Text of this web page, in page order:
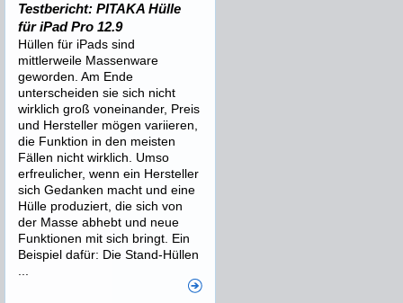
Testbericht: PITAKA Hülle
für iPad Pro 12.9
Hüllen für iPads sind
mittlerweile Massenware
geworden. Am Ende
unterscheiden sie sich nicht
wirklich groß voneinander, Preis
und Hersteller mögen variieren,
die Funktion in den meisten
Fällen nicht wirklich. Umso
erfreulicher, wenn ein Hersteller
sich Gedanken macht und eine
Hülle produziert, die sich von
der Masse abhebt und neue
Funktionen mit sich bringt. Ein
Beispiel dafür: Die Stand-Hüllen